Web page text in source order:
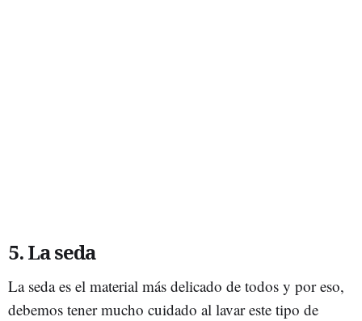
5. La seda
La seda es el material más delicado de todos y por eso,
debemos tener mucho cuidado al lavar este tipo de